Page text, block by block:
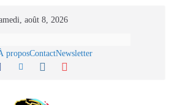
août 8, 2026
proposContactNewsletter